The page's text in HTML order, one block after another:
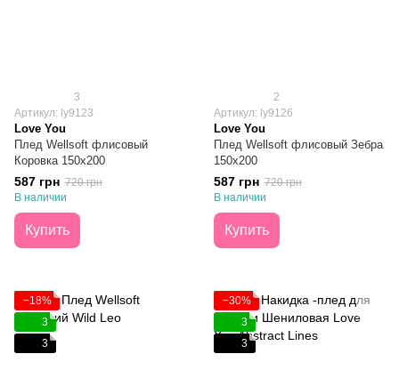
3
Артикул: ly9123
Love You
Плед Wellsoft флисовый
Коровка 150х200
587 грн 720 грн
В наличии
Купить
2
Артикул: ly9126
Love You
Плед Wellsoft флисовый Зебра
150х200
587 грн 720 грн
В наличии
Купить
−18%
3
3
−30%
3
3